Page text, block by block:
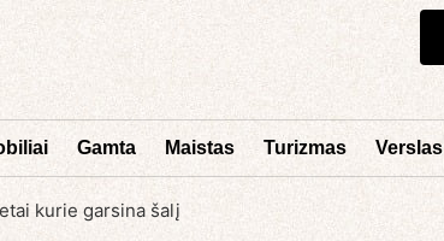
Gamta Maistas Turizmas Verslas
kurie garsina šalį